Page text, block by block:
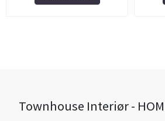
Townhouse Interiør -